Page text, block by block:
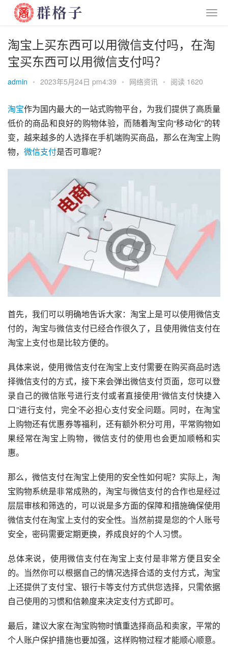
淘宝上买东西可以用微信支付吗，在淘
宝买东西可以用微信支付吗？
admin • 2023年5月24日 pm4:39 • 网络资讯 • 阅读 1620
淘宝作为国内最大的一站式购物平台，为我们提供了高质量
低价的商品和良好的购物体验，而随着淘宝向“移动化”的转
变，越来越多的人选择在手机端购买商品，那么在淘宝上购
物， 微信支付是否可靠呢？
首先，我们可以明确地告诉大家：淘宝上是可以使用微信支
付的，淘宝与微信支付已经合作很久了，且使用微信支付在
淘宝上支付也是比较方便的。
具体来说，使用微信支付在淘宝上支付需要在购买商品时选
择微信支付的方式，接下来会弹出微信支付页面，您可以登
录自己的微信账号进行支付或者直接使用“微信支付快捷入
口”进行支付，完全不必担心支付安全问题。同时，在淘宝
上购物还有优惠券等福利，还有额外积分可用，平常购物如
果经常在淘宝上购物，微信支付的使用也会更加顺畅和实
惠。
那么，微信支付在淘宝上使用的安全性如何呢？实际上，淘
宝购物系统是非常成熟的，淘宝与微信支付的合作也是经过
层层审核和筛选的，可以说是多方面的保障和措施确保使用
微信支付在淘宝上支付的安全性。当然前提是您的个人账号
安全，密码需要定期更换，养成良好的个人习惯。
总体来说，使用微信支付在淘宝上支付是非常方便且安全
的。当然你可以根据自己的情况选择合适的支付方式，淘宝
上还提供了支付宝、银行卡等支付方式供您选择，只需依据
自己使用的习惯和信赖度来决定支付方式即可。
最后，建议大家在淘宝购物时慎重选择商品和卖家，平常的
个人账户保护措施也要加强，这样购物过程才能顺心顺意。